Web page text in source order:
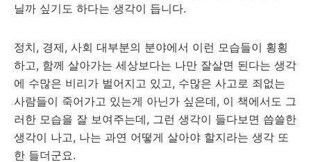
닐까 싶기도 하다는 생각이 듭니다.
정치, 경제, 사회 대부분의 분야에서 이런 모습들이 횡횡
하고, 함께 살아가는 세상보다는 나만 잘살면 된다는 생각
에 수많은 비리가 벌어지고 있고, 수많은 사고로 죄없는
사람들이 죽어가고 있는게 아닌가 싶은데, 이 책에서도 그
러한 모습을 잘 보여주는데, 그런 생각이 들다보면 씁쓸한
생각이 나고, 나는 과연 어떻게 살아야 할지라는 생각 또
한 들더군요.